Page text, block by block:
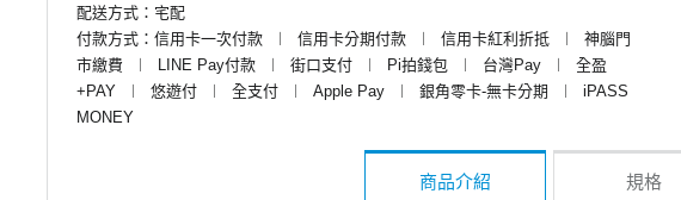
配送方式：宅配
付款方式：信用卡一次付款
︱ 信用卡分期付款 ︱ 信用卡紅利折抵 ︱
神腦門
市繳費
︱ LINE Pay付款 ︱ 街口支付 ︱ Pi拍錢包 ︱ 台灣Pay ︱
全盈
+PAY
︱ 悠遊付 ︱ 全支付 ︱ Apple Pay ︱ 銀角零卡-無卡分期 ︱
iPASS
MONEY
商品介紹 規格